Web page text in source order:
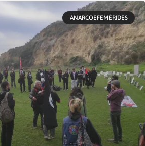
ANARCOEFEMÈRIDES